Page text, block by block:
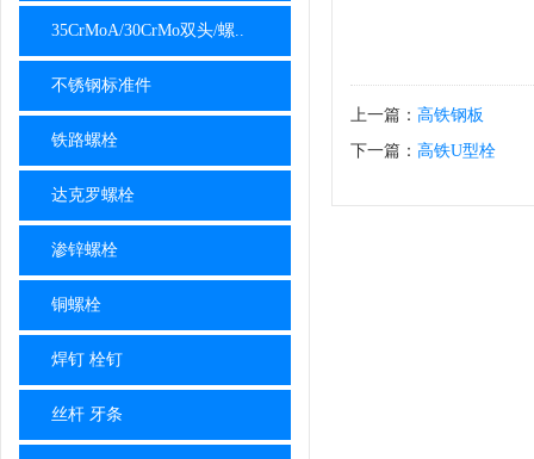
35CrMoA/30CrMo双头/螺..
不锈钢标准件
铁路螺栓
达克罗螺栓
渗锌螺栓
铜螺栓
焊钉 栓钉
丝杆 牙条
上一篇： 高铁钢板
下一篇： 高铁U型栓